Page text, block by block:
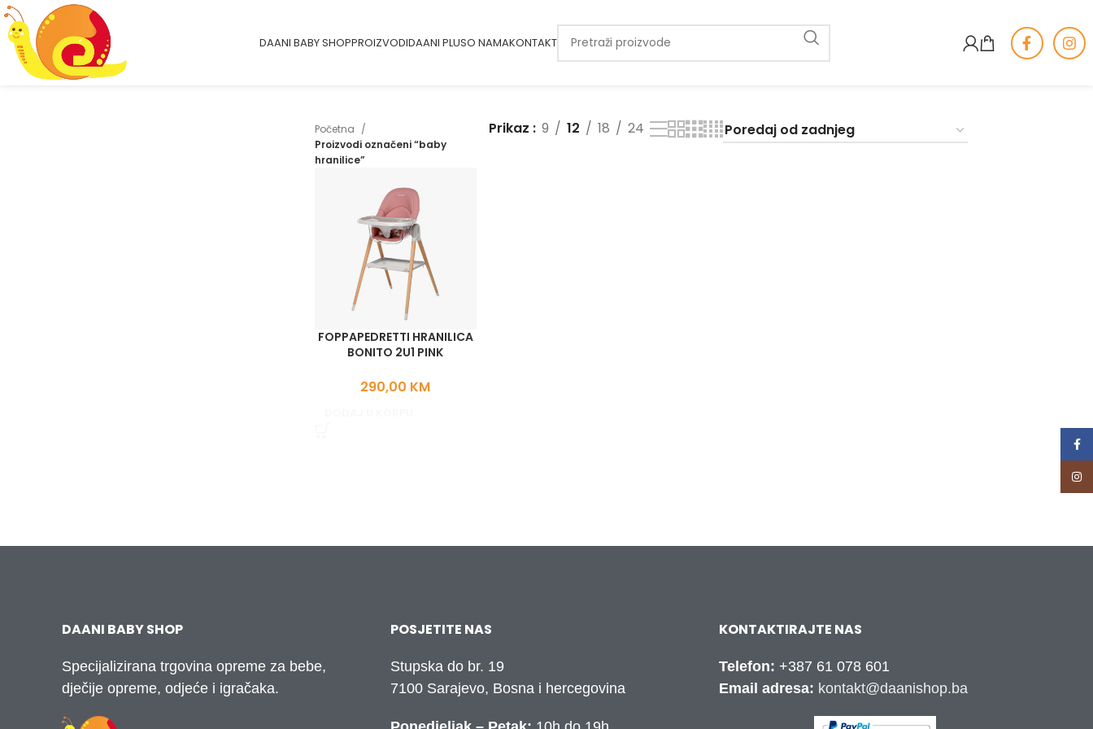
DAANI BABY SHOPPROIZVODIDAANI PLUSO NAMAKONTAKT
Početna
Proizvodi označeni “baby
hranilice”
Prikaz 9 12 18 24
FOPPAPEDRETTI HRANILICA
BONITO 2U1 PINK
290,00 KM
DAANI BABY SHOP
Specijalizirana trgovina opreme za bebe,
dječije opreme, odjeće i igračaka.
POSJETITE NAS
Stupska do br. 19
7100 Sarajevo, Bosna i hercegovina
KONTAKTIRAJTE NAS
Telefon: +387 61 078 601
Email adresa: kontakt@daanishop.ba